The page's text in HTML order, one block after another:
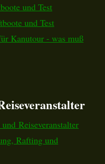
und Test
und Test
Kanutour - was muß
Reiseveranstalter
Rafting und